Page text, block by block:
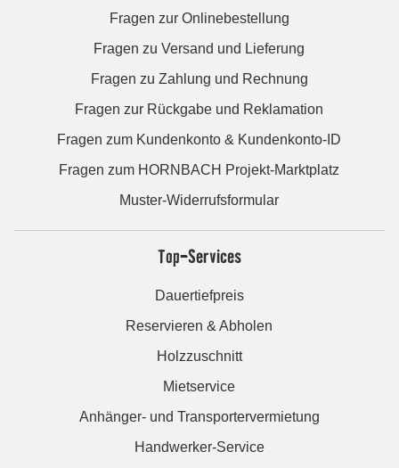
Fragen zur Onlinebestellung
Fragen zu Versand und Lieferung
Fragen zu Zahlung und Rechnung
Fragen zur Rückgabe und Reklamation
Fragen zum Kundenkonto & Kundenkonto-ID
Fragen zum HORNBACH Projekt-Marktplatz
Muster-Widerrufsformular
Top-Services
Dauertiefpreis
Reservieren & Abholen
Holzzuschnitt
Mietservice
Anhänger- und Transportervermietung
Handwerker-Service